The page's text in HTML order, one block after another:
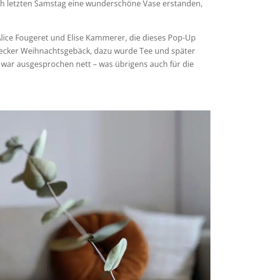
letzten Samstag eine wunderschöne Vase erstanden,
Fougeret und Elise Kammerer, die dieses Pop-Up
Weihnachtsgebäck, dazu wurde Tee und später
ausgesprochen nett – was übrigens auch für die